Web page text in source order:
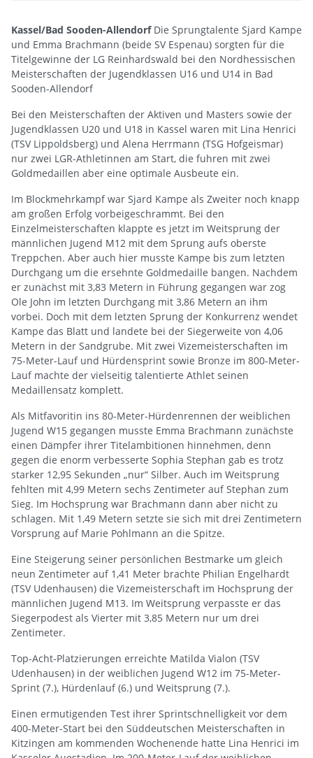
Kassel/Bad Sooden-AllendorfDie Sprungtalente Sjard Kampe
und Emma Brachmann (beide SV Espenau) sorgten für die
Titelgewinne der LG Reinhardswald bei den Nordhessischen
Meisterschaften der Jugendklassen U16 und U14 in Bad
Sooden-Allendorf
Bei den Meisterschaften der Aktiven und Masters sowie der
Jugendklassen U20 und U18 in Kassel waren mit Lina Henrici
(TSV Lippoldsberg) und Alena Herrmann (TSG Hofgeismar)
nur zwei LGR-Athletinnen am Start, die fuhren mit zwei
Goldmedaillen aber eine optimale Ausbeute ein.
Im Blockmehrkampf war Sjard Kampe als Zweiter noch knapp
am großen Erfolg vorbeigeschrammt. Bei den
Einzelmeisterschaften klappte es jetzt im Weitsprung der
männlichen Jugend M12 mit dem Sprung aufs oberste
Treppchen. Aber auch hier musste Kampe bis zum letzten
Durchgang um die ersehnte Goldmedaille bangen. Nachdem
er zunächst mit 3,83 Metern in Führung gegangen war zog
Ole John im letzten Durchgang mit 3,86 Metern an ihm
vorbei. Doch mit dem letzten Sprung der Konkurrenz wendet
Kampe das Blatt und landete bei der Siegerweite von 4,06
Metern in der Sandgrube. Mit zwei Vizemeisterschaften im
75-Meter-Lauf und Hürdensprint sowie Bronze im 800-Meter-
Lauf machte der vielseitig talentierte Athlet seinen
Medaillensatz komplett.
Als Mitfavoritin ins 80-Meter-Hürdenrennen der weiblichen
Jugend W15 gegangen musste Emma Brachmann zunächste
einen Dämpfer ihrer Titelambitionen hinnehmen, denn
gegen die enorm verbesserte Sophia Stephan gab es trotz
starker 12,95 Sekunden „nur“ Silber. Auch im Weitsprung
fehlten mit 4,99 Metern sechs Zentimeter auf Stephan zum
Sieg. Im Hochsprung war Brachmann dann aber nicht zu
schlagen. Mit 1,49 Metern setzte sie sich mit drei Zentimetern
Vorsprung auf Marie Pohlmann an die Spitze.
Eine Steigerung seiner persönlichen Bestmarke um gleich
neun Zentimeter auf 1,41 Meter brachte Philian Engelhardt
(TSV Udenhausen) die Vizemeisterschaft im Hochsprung der
männlichen Jugend M13. Im Weitsprung verpasste er das
Siegerpodest als Vierter mit 3,85 Metern nur um drei
Zentimeter.
Top-Acht-Platzierungen erreichte Matilda Vialon (TSV
Udenhausen) in der weiblichen Jugend W12 im 75-Meter-
Sprint (7.), Hürdenlauf (6.) und Weitsprung (7.).
Einen ermutigenden Test ihrer Sprintschnelligkeit vor dem
400-Meter-Start bei den Süddeutschen Meisterschaften in
Kitzingen am kommenden Wochenende hatte Lina Henrici im